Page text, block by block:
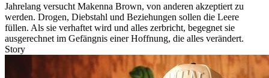
Jahrelang versucht Makenna Brown, von anderen akzeptiert zu
werden. Drogen, Diebstahl und Beziehungen sollen die Leere
füllen. Als sie verhaftet wird und alles zerbricht, begegnet sie
ausgerechnet im Gefängnis einer Hoffnung, die alles verändert.
Story